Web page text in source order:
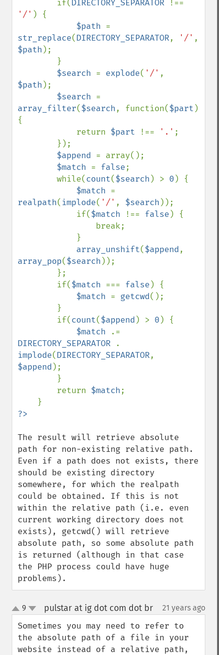
        if(
DIRECTORY_SEPARATOR
'/' ) {
$path
str_replace(DIRECTORY_SEPARATOR, '/'
$path );
$search = explode( '/'
$path );
$search
array_filter($search, function($part )
{
            return
$part !== '.' ;
$append = array();
$match = false;
        while(
count($search ) > 0 ) {
$match
realpath( implode( '/' , $search ));
            if(
$match !== false ) {
array_unshift($append
array_pop($search ));
        if(
$match === false ) {
$match = getcwd();
        if(
count($append ) > 0 ) {
$match
DIRECTORY_SEPARATOR
implode(DIRECTORY_SEPARATOR
$append );
        return
$match;
The result will retrieve absolute
path for non-existing relative path.
Even if a path does not exists, there
should be existing directory
somewhere, for which the realpath
could be obtained. If this is not
within the relative path (i.e. even
current working directory does not
exists), getcwd() will retrieve
absolute path, so some absolute path
is returned (although in that case
the PHP process could have huge
problems).
up
down
9 pulstar at ig dot com dot br¶ 21 years ago
Sometimes you may need to refer to
the absolute path of a file in your
website instead of a relative path,